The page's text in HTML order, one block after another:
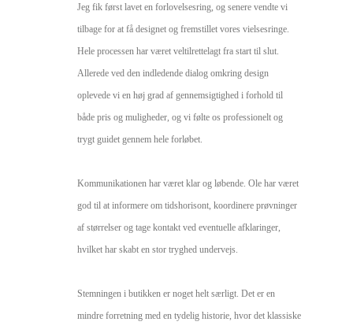
Jeg fik først lavet en forlovelsesring, og senere vendte vi
tilbage for at få designet og fremstillet vores vielsesringe.
Hele processen har været veltilrettelagt fra start til slut.
Allerede ved den indledende dialog omkring design
oplevede vi en høj grad af gennemsigtighed i forhold til
både pris og muligheder, og vi følte os professionelt og
trygt guidet gennem hele forløbet.
Kommunikationen har været klar og løbende. Ole har været
god til at informere om tidshorisont, koordinere prøvninger
af størrelser og tage kontakt ved eventuelle afklaringer,
hvilket har skabt en stor tryghed undervejs.
Stemningen i butikken er noget helt særligt. Det er en
mindre forretning med en tydelig historie, hvor det klassiske